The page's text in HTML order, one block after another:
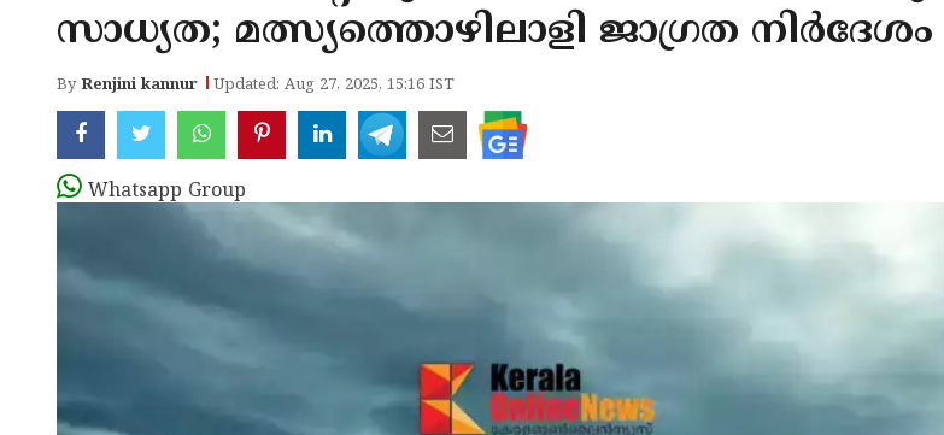
സാധ്യത; മത്സ്യത്തൊഴിലാളി ജാഗ്രത നിര്‍ദേശം
ByRenjini kannur Updated: Aug 27, 2025, 15:16 IST
Whatsapp Group